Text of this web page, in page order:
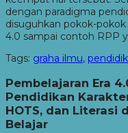
dengan paradigma
disuguhkan pokok-
4.0 sampai contoh RPP
Tags: graha ilmu,
Pembelajaran Era
Pendidikan
HOTS, dan Literasi
Belajar